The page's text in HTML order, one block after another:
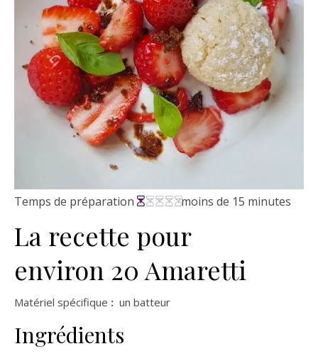
Temps de préparation moins de 15 minutes
La recette pour
environ 20 Amaretti
Matériel spécifique : un batteur
Ingrédients